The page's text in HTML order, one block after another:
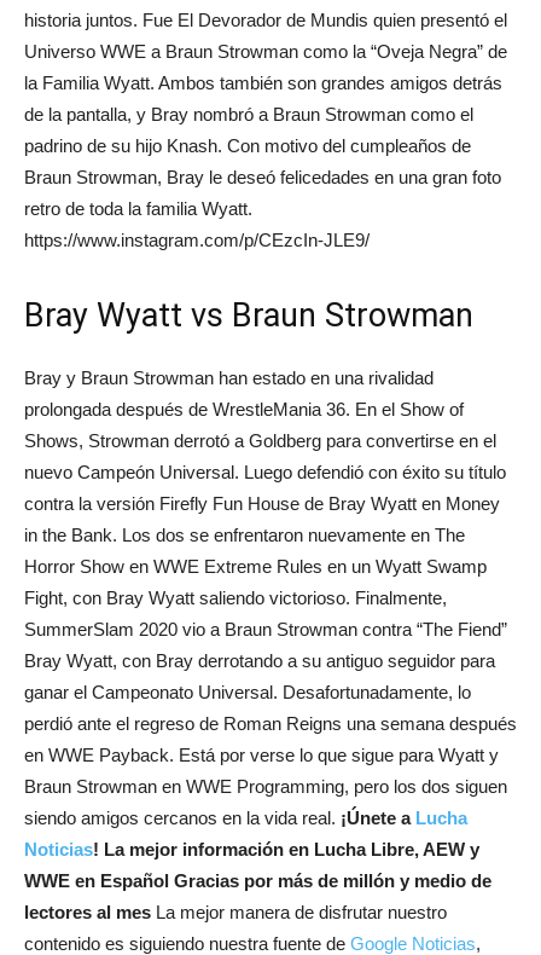
historia juntos. Fue El Devorador de Mundis quien presentó el
Universo WWE a Braun Strowman como la “Oveja Negra” de
la Familia Wyatt. Ambos también son grandes amigos detrás
de la pantalla, y Bray nombró a Braun Strowman como el
padrino de su hijo Knash. Con motivo del cumpleaños de
Braun Strowman, Bray le deseó felicedades en una gran foto
retro de toda la familia Wyatt.
https://www.instagram.com/p/CEzcIn-JLE9/
Bray Wyatt vs Braun Strowman
Bray y Braun Strowman han estado en una rivalidad
prolongada después de WrestleMania 36. En el Show of
Shows, Strowman derrotó a Goldberg para convertirse en el
nuevo Campeón Universal. Luego defendió con éxito su título
contra la versión Firefly Fun House de Bray Wyatt en Money
in the Bank. Los dos se enfrentaron nuevamente en The
Horror Show en WWE Extreme Rules en un Wyatt Swamp
Fight, con Bray Wyatt saliendo victorioso. Finalmente,
SummerSlam 2020 vio a Braun Strowman contra “The Fiend”
Bray Wyatt, con Bray derrotando a su antiguo seguidor para
ganar el Campeonato Universal. Desafortunadamente, lo
perdió ante el regreso de Roman Reigns una semana después
en WWE Payback. Está por verse lo que sigue para Wyatt y
Braun Strowman en WWE Programming, pero los dos siguen
siendo amigos cercanos en la vida real. ¡Únete a Lucha
Noticias! La mejor información en Lucha Libre, AEW y
WWE en Español Gracias por más de millón y medio de
lectores al mes La mejor manera de disfrutar nuestro
contenido es siguiendo nuestra fuente de Google Noticias,